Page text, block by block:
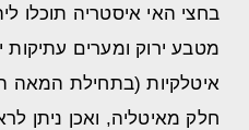
בחצי האי איסטריה תוכלו
מטבע ירוק ומערים עתיקות
חלק מאיטליה, ואכן ניתן